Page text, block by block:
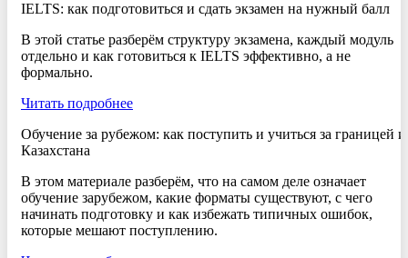
IELTS: как подготовиться и сдать экзамен на нужный балл
В этой статье разберём структуру экзамена, каждый модуль
отдельно и как готовиться к IELTS эффективно, а не
формально.
Читать подробнее
Обучение за рубежом: как поступить и учиться за границей
Казахстана
В этом материале разберём, что на самом деле означает
обучение зарубежом, какие форматы существуют, с чего
начинать подготовку и как избежать типичных ошибок,
которые мешают поступлению.